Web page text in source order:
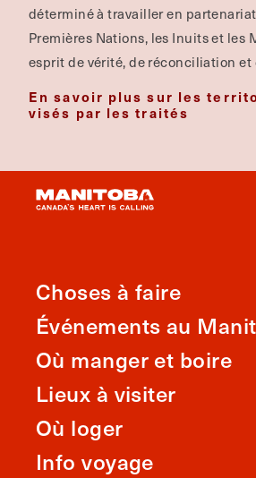
déterminé à travailler en
Premières Nations, les Inuits et les
esprit de vérité, de réconciliation
En savoir plus sur les
visés par les traités
Choses à faire
Événements au
Où manger et boire
Lieux à visiter
Où loger
Info voyage